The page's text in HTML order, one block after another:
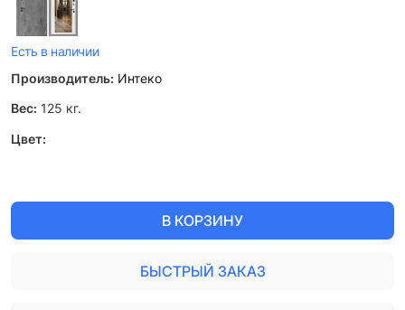
Есть в наличии
Производитель: Интеко
Вес: 125 кг.
Цвет:
В КОРЗИНУ
БЫСТРЫЙ ЗАКАЗ